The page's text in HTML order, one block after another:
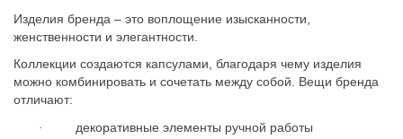
Изделия бренда – это воплощение изысканности,
женственности и элегантности.
Коллекции создаются капсулами, благодаря чему изделия
можно комбинировать и сочетать между собой. Вещи бренда
отличают:
· декоративные элементы ручной работы